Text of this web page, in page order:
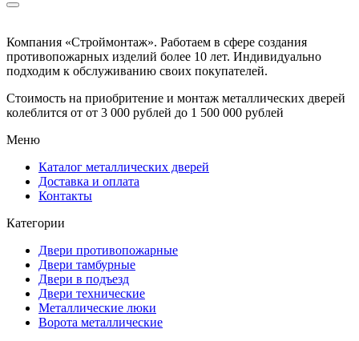
Компания «Строймонтаж». Работаем в сфере создания
противопожарных изделий более 10 лет. Индивидуально
подходим к обслуживанию своих покупателей.
Стоимость на приобритение и монтаж металлических дверей
колеблится от от 3 000 рублей до 1 500 000 рублей
Меню
Каталог металлических дверей
Доставка и оплата
Контакты
Категории
Двери противопожарные
Двери тамбурные
Двери в подъезд
Двери технические
Металлические люки
Ворота металлические